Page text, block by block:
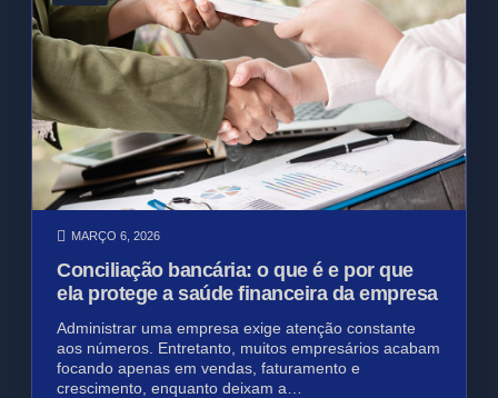
MARÇO 6, 2026
Conciliação bancária: o que é e por que
ela protege a saúde financeira da empresa
Administrar uma empresa exige atenção constante
aos números. Entretanto, muitos empresários acabam
focando apenas em vendas, faturamento e
crescimento, enquanto deixam a…